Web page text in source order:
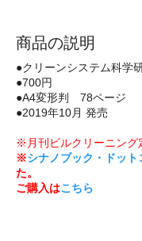
商品の説明
●クリーンシステム科学
●700円
●A4変形判 78ページ
●2019年10月 発売
※月刊ビルクリーニング
※シナノブック・ドット
た。
ご購入はこちら